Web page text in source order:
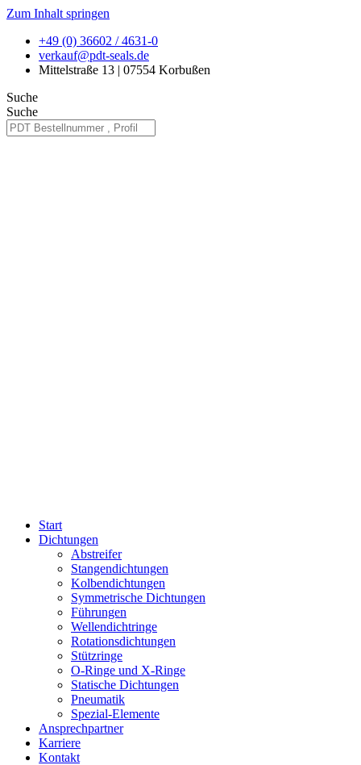
Zum Inhalt springen
+49 (0) 36602 / 4631-0
verkauf@pdt-seals.de
Mittelstraße 13 | 07554 Korbußen
Suche
Suche
Start
Dichtungen
Abstreifer
Stangendichtungen
Kolbendichtungen
Symmetrische Dichtungen
Führungen
Wellendichtringe
Rotationsdichtungen
Stützringe
O-Ringe und X-Ringe
Statische Dichtungen
Pneumatik
Spezial-Elemente
Ansprechpartner
Karriere
Kontakt